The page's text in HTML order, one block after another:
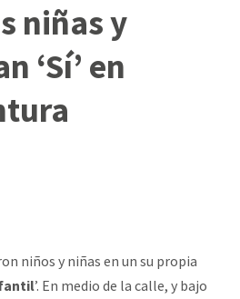
niñas y
‘Sí’ en
niños y niñas en un su propia
’. En medio de la calle, y bajo